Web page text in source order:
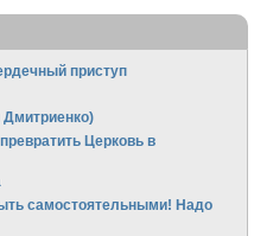
приступ
Церковь в
самостоятельными! Надо